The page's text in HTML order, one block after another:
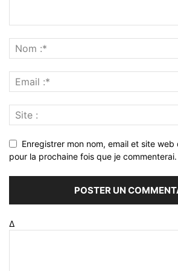
Enregistrer mon nom, email et site
pour la prochaine fois que je commenterai.
Δ